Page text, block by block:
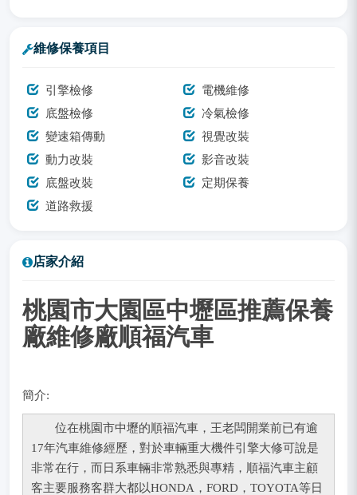
維修保養項目
引擎檢修
電機維修
底盤檢修
冷氣檢修
變速箱傳動
視覺改裝
動力改裝
影音改裝
底盤改裝
定期保養
道路救援
店家介紹
桃園市大園區中壢區推薦保養
廠維修廠順福汽車
簡介:
位在桃園市中壢的順福汽車，王老闆開業前已有逾
17年汽車維修經歷，對於車輛重大機件引擎大修可說是
非常在行，而日系車輛非常熟悉與專精，順福汽車主顧
客主要服務客群大都以HONDA，FORD，TOYOTA等日